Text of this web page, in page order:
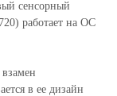
сенсорный
работает на ОС
взамен
в ее дизайн